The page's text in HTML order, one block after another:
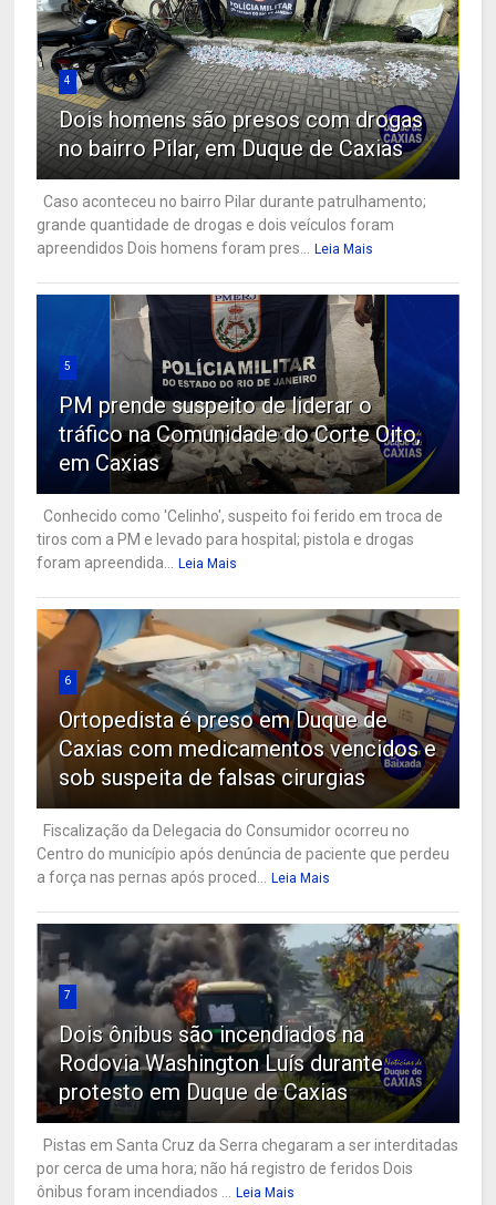
4
Dois homens são presos com drogas
no bairro Pilar, em Duque de Caxias
Caso aconteceu no bairro Pilar durante patrulhamento;
grande quantidade de drogas e dois veículos foram
apreendidos Dois homens foram pres...
Leia Mais
5
PM prende suspeito de liderar o
tráfico na Comunidade do Corte Oito,
em Caxias
Conhecido como 'Celinho', suspeito foi ferido em troca de
tiros com a PM e levado para hospital; pistola e drogas
foram apreendida...
Leia Mais
6
Ortopedista é preso em Duque de
Caxias com medicamentos vencidos e
sob suspeita de falsas cirurgias
Fiscalização da Delegacia do Consumidor ocorreu no
Centro do município após denúncia de paciente que perdeu
a força nas pernas após proced...
Leia Mais
7
Dois ônibus são incendiados na
Rodovia Washington Luís durante
protesto em Duque de Caxias
Pistas em Santa Cruz da Serra chegaram a ser interditadas
por cerca de uma hora; não há registro de feridos Dois
ônibus foram incendiados ...
Leia Mais